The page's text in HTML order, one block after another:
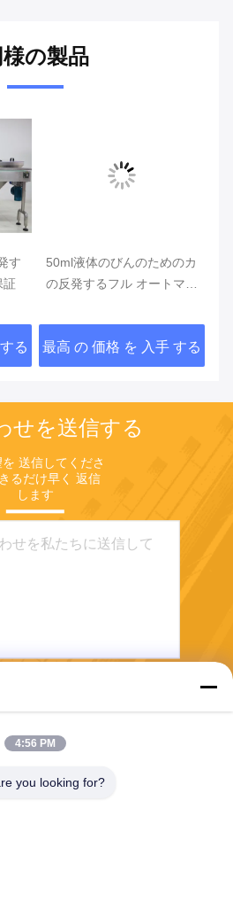
様の製品
す
証
る
50ml液体のびんのためのカ
の反発するフル オートマチ
最高 の 価格 を 入手 する
せを送信する
を 送信してくださ
るだけ早く 返信
します
4:56 PM
you looking for?